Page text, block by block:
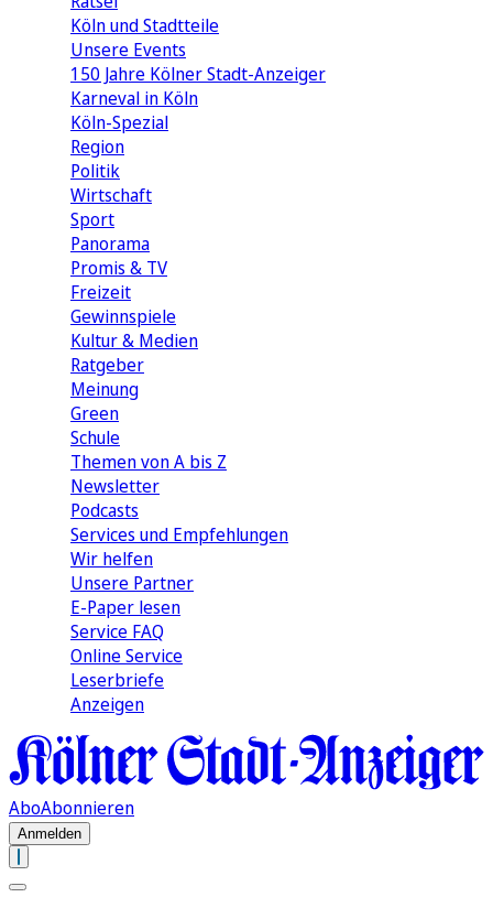
Köln und Stadtteile
Unsere Events
150 Jahre Kölner Stadt-Anzeiger
Karneval in Köln
Köln-Spezial
Region
Politik
Wirtschaft
Sport
Panorama
Promis & TV
Freizeit
Gewinnspiele
Kultur & Medien
Ratgeber
Meinung
Green
Schule
Themen von A bis Z
Newsletter
Podcasts
Services und Empfehlungen
Wir helfen
Unsere Partner
E-Paper lesen
Service FAQ
Online Service
Leserbriefe
Anzeigen
AboAbonnieren
Anmelden